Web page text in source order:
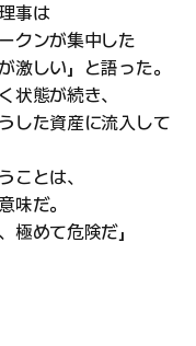
事は
クンが集中した
激しい」と語った。
状態が続き、
した資産に流入して
ことは、
味だ。
極めて危険だ」